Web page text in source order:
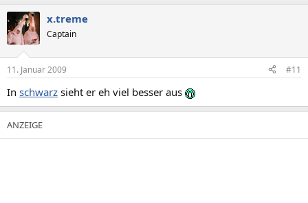
x.treme
Captain
11. Januar 2009 #11
In schwarz sieht er eh viel besser aus